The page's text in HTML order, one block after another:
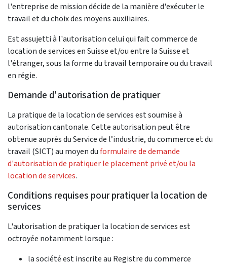
l'entreprise de mission décide de la manière d'exécuter le
travail et du choix des moyens auxiliaires.
Est assujetti à l'autorisation celui qui fait commerce de
location de services en Suisse et/ou entre la Suisse et
l'étranger, sous la forme du travail temporaire ou du travail
en régie.
Demande d'autorisation de pratiquer
La pratique de la location de services est soumise à
autorisation cantonale. Cette autorisation peut être
obtenue auprès du Service de l’industrie, du commerce et du
travail (SICT) au moyen duformulaire de demande
d'autorisation de pratiquer le placement privé et/ou la
location de services.
Conditions requises pour pratiquer la location de
services
L'autorisation de pratiquer la location de services est
octroyée notamment lorsque :
la société est inscrite au Registre du commerce